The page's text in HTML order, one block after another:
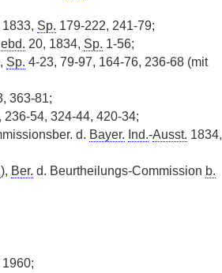
1833, Sp. 179-222, 241-79;
ebd. 20, 1834, Sp. 1-56;
Sp. 4-23, 79-97, 164-76, 236-68 (mit
363-81;
54, 324-44, 420-34;
d. Bayer. Ind.-Ausst. 1834,
), Ber. d. Beurtheilungs-Commission b.